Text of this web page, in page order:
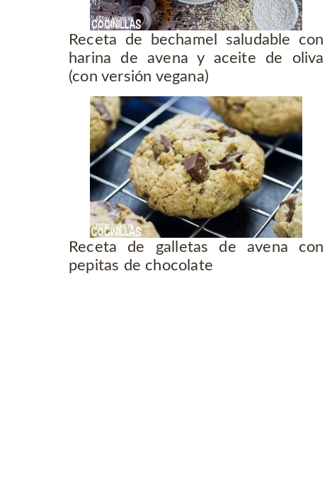
Receta de bechamel saludable con
harina de avena y aceite de oliva
(con versión vegana)
Receta de galletas de avena con
pepitas de chocolate